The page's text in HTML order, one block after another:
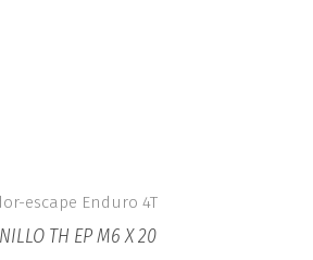
escape Enduro 4T
TH EP M6 X 20